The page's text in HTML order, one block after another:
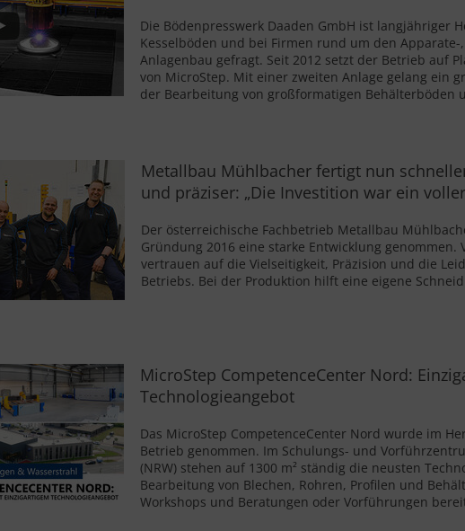
Die Bödenpresswerk Daaden GmbH ist langjähriger
Kesselböden und bei Firmen rund um den Apparate-
Anlagenbau gefragt. Seit 2012 setzt der Betrieb auf
von MicroStep. Mit einer zweiten Anlage gelang ein
der Bearbeitung von großformatigen Behälterböden
Metallbau Mühlbacher fertigt nun
und präziser: „Die Investition war ein
Der österreichische Fachbetrieb Metallbau
Gründung 2016 eine starke Entwicklung genommen.
vertrauen auf die Vielseitigkeit, Präzision und die
Betriebs. Bei der Produktion hilft eine eigene
MicroStep CompetenceCenter Nord:
Technologieangebot
Das MicroStep CompetenceCenter Nord wurde im
Betrieb genommen. Im Schulungs- und
(NRW) stehen auf 1300 m² ständig die neusten
Bearbeitung von Blechen, Rohren, Profilen und
Workshops und Beratungen oder Vorführungen